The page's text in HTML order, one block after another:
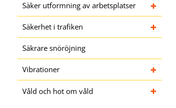
Säker utformning av arbetsplatser
Säkerhet i trafiken
Säkrare snöröjning
Vibrationer
Våld och hot om våld